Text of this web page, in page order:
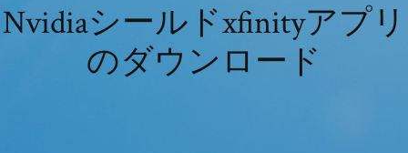
Nvidiaシールドxfinityアプリ
のダウンロード